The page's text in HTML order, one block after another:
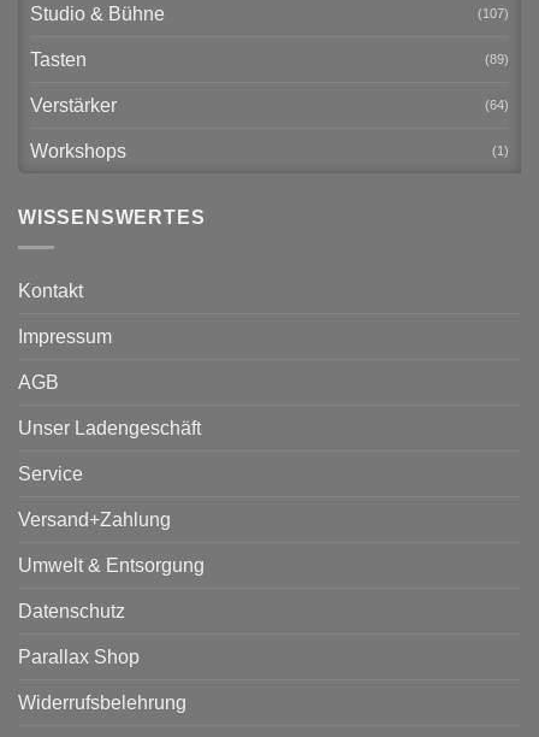
Studio & Bühne (107)
Tasten (89)
Verstärker (64)
Workshops (1)
WISSENSWERTES
Kontakt
Impressum
AGB
Unser Ladengeschäft
Service
Versand+Zahlung
Umwelt & Entsorgung
Datenschutz
Parallax Shop
Widerrufsbelehrung